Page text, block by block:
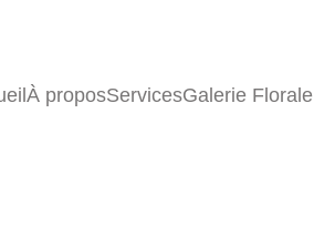
À proposServicesGalerie Florale